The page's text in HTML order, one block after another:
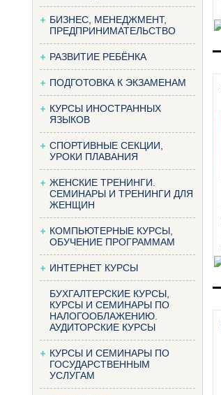
БИЗНЕС, МЕНЕДЖМЕНТ,
ПРЕДПРИНИМАТЕЛЬСТВО
РАЗВИТИЕ РЕБЁНКА
ПОДГОТОВКА К ЭКЗАМЕНАМ
КУРСЫ ИНОСТРАННЫХ
ЯЗЫКОВ
СПОРТИВНЫЕ СЕКЦИИ,
УРОКИ ПЛАВАНИЯ
ЖЕНСКИЕ ТРЕНИНГИ.
СЕМИНАРЫ И ТРЕНИНГИ ДЛЯ
ЖЕНЩИН
КОМПЬЮТЕРНЫЕ КУРСЫ,
ОБУЧЕНИЕ ПРОГРАММАМ
ИНТЕРНЕТ КУРСЫ
БУХГАЛТЕРСКИЕ КУРСЫ,
КУРСЫ И СЕМИНАРЫ ПО
НАЛОГООБЛАЖЕНИЮ.
АУДИТОРСКИЕ КУРСЫ
КУРСЫ И СЕМИНАРЫ ПО
ГОСУДАРСТВЕННЫМ
УСЛУГАМ